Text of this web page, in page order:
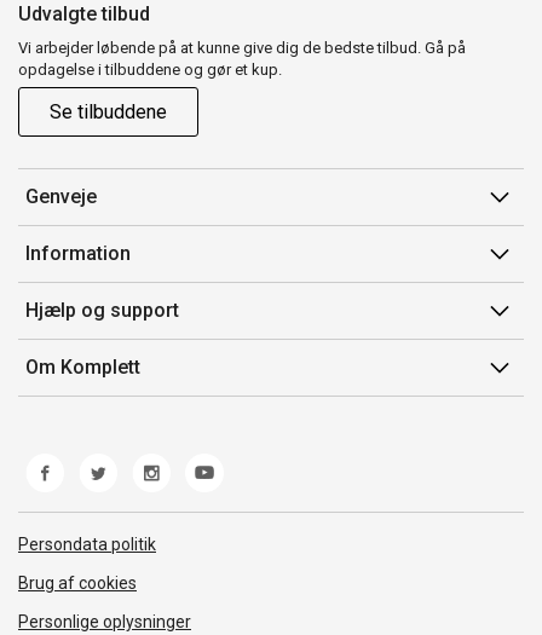
Udvalgte tilbud
Vi arbejder løbende på at kunne give dig de bedste tilbud. Gå på
opdagelse i tilbuddene og gør et kup.
Se tilbuddene
Genveje
Min side
Ordrehistorik
Gavekort
Information
Salgsbetingelser
Mærker/producent
Fortrydelsesret
Hjælp og support
Kontakt os
Kundeservice
Fejl/Mangler
Fragt og levering
Om Komplett
Persondata politik
Brug af cookies
Personlige oplysninger